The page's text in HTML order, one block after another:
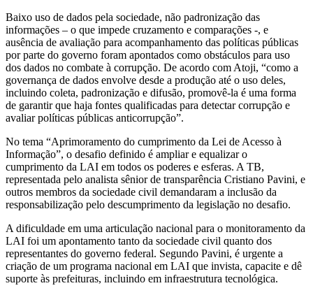
Baixo uso de dados pela sociedade, não padronização das
informações – o que impede cruzamento e comparações -, e
ausência de avaliação para acompanhamento das políticas públicas
por parte do governo foram apontados como obstáculos para uso
dos dados no combate à corrupção. De acordo com Atoji, “como a
governança de dados envolve desde a produção até o uso deles,
incluindo coleta, padronização e difusão, promovê-la é uma forma
de garantir que haja fontes qualificadas para detectar corrupção e
avaliar políticas públicas anticorrupção”.
No tema “Aprimoramento do cumprimento da Lei de Acesso à
Informação”, o desafio definido é ampliar e equalizar o
cumprimento da LAI em todos os poderes e esferas. A TB,
representada pelo analista sênior de transparência Cristiano Pavini, e
outros membros da sociedade civil demandaram a inclusão da
responsabilização pelo descumprimento da legislação no desafio.
A dificuldade em uma articulação nacional para o monitoramento da
LAI foi um apontamento tanto da sociedade civil quanto dos
representantes do governo federal. Segundo Pavini, é urgente a
criação de um programa nacional em LAI que invista, capacite e dê
suporte às prefeituras, incluindo em infraestrutura tecnológica.